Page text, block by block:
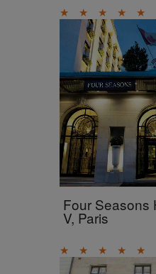
★ ★ ★ ★ ★
Four Seasons
V, Paris
★ ★ ★ ★ ★